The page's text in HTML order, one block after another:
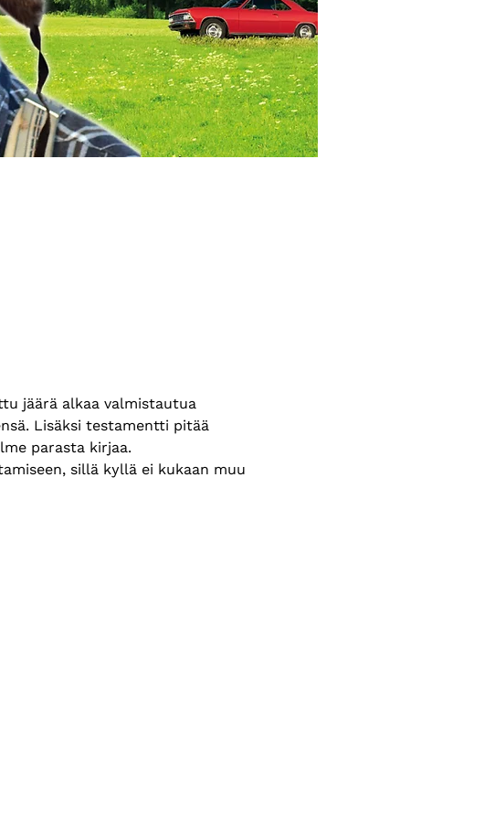
jäärä alkaa valmistautua
Lisäksi testamentti pitää
parasta kirjaa.
sillä kyllä ei kukaan muu